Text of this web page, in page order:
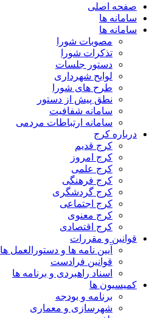
صفحه اصلی
سامانه ها
سامانه ها
مصوبات شورا
تذکرات شورا
دستور جلسات
لوایح شهرداری
طرح های شورا
نطق پیش از دستور
سامانه شفافیت
سامانه ارتباطات مردمی
درباره کرج
کرج قدیم
کرج امروز
کرج علمی
کرج فرهنگی
کرج گردشگری
کرج اجتماعی
کرج معنوی
کرج اقتصادی
قوانین و مقررات
آیین نامه ها و دستورالعمل ها
قوانین فرادست
اسناد راهبردی و برنامه ها
کمیسیون ها
برنامه و بودجه
شهرسازی و معماری